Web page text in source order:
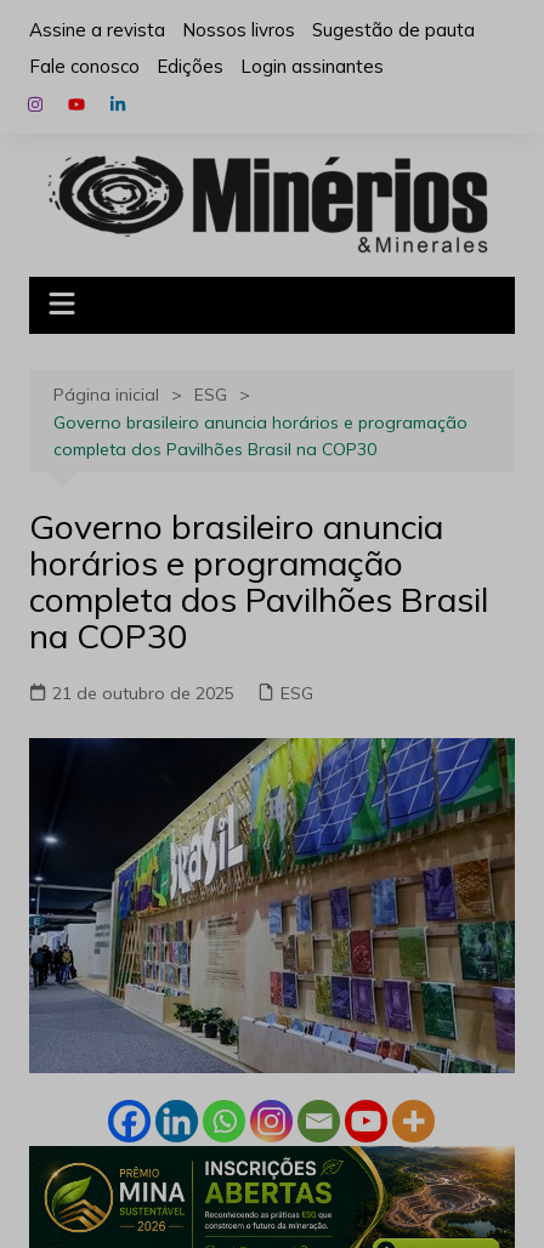
para
conteúdo
Assine a revista Nossos livros
Sugestão de pauta
Fale conosco
Edições Login assinantes
Página inicial
ESG
Governo brasileiro anuncia horários e programação
completa dos Pavilhões Brasil na COP30
Governo brasileiro anuncia
horários e programação
completa dos Pavilhões Brasil
na COP30
21 de outubro de 2025 ESG